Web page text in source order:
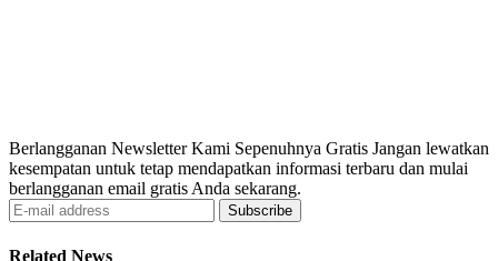
Berlangganan Newsletter Kami Sepenuhnya Gratis Jangan lewatkan
kesempatan untuk tetap mendapatkan informasi terbaru dan mulai
berlangganan email gratis Anda sekarang.
Subscribe
Related News